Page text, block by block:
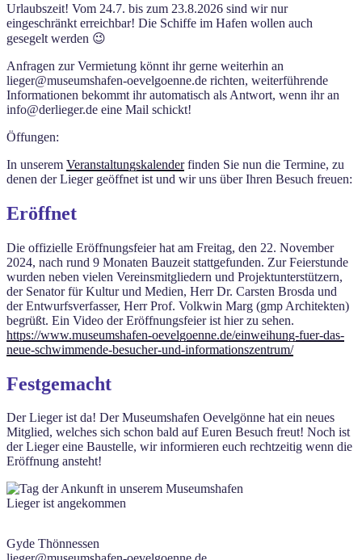
Urlaubszeit! Vom 24.7. bis zum 23.8.2026 sind wir nur
eingeschränkt erreichbar! Die Schiffe im Hafen wollen auch
gesegelt werden 😉
Anfragen zur Vermietung könnt ihr gerne weiterhin an
lieger@museumshafen-oevelgoenne.de richten, weiterführende
Informationen bekommt ihr automatisch als Antwort, wenn ihr an
info@derlieger.de eine Mail schickt!
Öffungen:
In unserem Veranstaltungskalenderfinden Sie nun die Termine, zu
denen der Lieger geöffnet ist und wir uns über Ihren Besuch freuen:
Eröffnet
Die offizielle Eröffnungsfeier hat am Freitag, den 22. November
2024, nach rund 9 Monaten Bauzeit stattgefunden. Zur Feierstunde
wurden neben vielen Vereinsmitgliedern und Projektunterstützern,
der Senator für Kultur und Medien, Herr Dr. Carsten Brosda und
der Entwurfsverfasser, Herr Prof. Volkwin Marg (gmp Architekten)
begrüßt. Ein Video der Eröffnungsfeier ist hier zu sehen.
https://www.museumshafen-oevelgoenne.de/einweihung-fuer-das-
neue-schwimmende-besucher-und-informationszentrum/
Festgemacht
Der Lieger ist da! Der Museumshafen Oevelgönne hat ein neues
Mitglied, welches sich schon bald auf Euren Besuch freut! Noch ist
der Lieger eine Baustelle, wir informieren euch rechtzeitig wenn die
Eröffnung ansteht!
Lieger ist angekommen
Gyde Thönnessen